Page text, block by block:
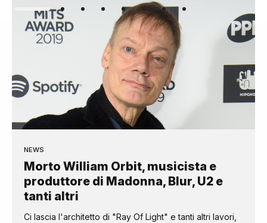
NEWS
Morto William Orbit, musicista e
produttore di Madonna, Blur, U2 e
tanti altri
Ci lascia l'architetto di "Ray Of Light" e tanti altri lavori,